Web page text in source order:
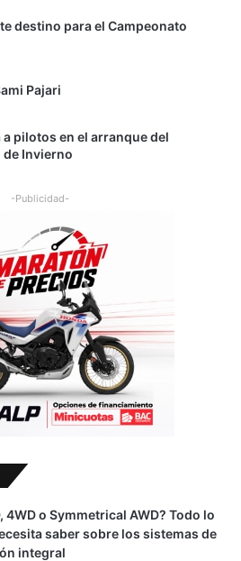
destino para el Campeonato
Pajari
pilotos en el arranque del
de Invierno
-Publicidad-
4WD o Symmetrical AWD? Todo lo
saber sobre los sistemas de
integral